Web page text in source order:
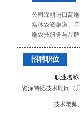
公司深耕进口高
实体农资渠道、
端农技服务与品
招聘职位
职业名称
资深特肥技术顾问（
技术老师